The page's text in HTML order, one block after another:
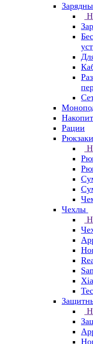
Рации
Чехлы